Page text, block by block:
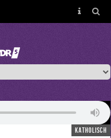
katholisch